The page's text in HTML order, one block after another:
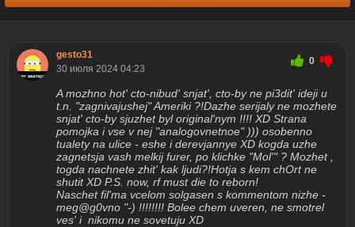
gesto31
30 июля 2024 04:23
0
A mozhno hot' cto-nibud' snjat', cto-by ne pi3dit' ideji u
t.n. "zagnivajushej" Ameriki ?!Dazhe serijaly ne mozhete
snjat' cto-by sjuzhet byl original'nym !!!! XD Strana
pomojka i vse v nej "analogovnetnoe" ))) osobenno
tualety na ulice - eshe i derevjannye XD kogda uzhe
zagnetsja vash melkij furer, po klichke "Mol'" ? Mozhet ,
togda nachnete zhit' kak ljudi?!Hotja s kem chOrt ne
shutit XD P.S. now, rf must die to reborn!
Naschet fil'ma vcelom solgasen s kommentom nizhe -
meg@g0vno "-) !!!!!!!! Bolee chem uveren, ne smotrel
ves' i nikomu ne sovetuju XD